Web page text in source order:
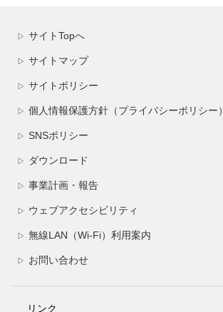
▷ サイトTopへ
▷ サイトマップ
▷ サイトポリシー
▷ 個人情報保護方針（プライバシーポリシー）
▷ SNSポリシー
▷ ダウンロード
▷ 事業計画・報告
▷ ウェブアクセシビリティ
▷ 無線LAN（Wi-Fi）利用案内
▷ お問い合わせ
リンク